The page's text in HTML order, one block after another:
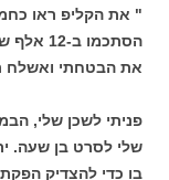
" את הקליפ ראו
את הבטחתי ואשלח
פניתי לשכן שלי,
שלי לסרט בן שעה.
בו כדי להצדיק